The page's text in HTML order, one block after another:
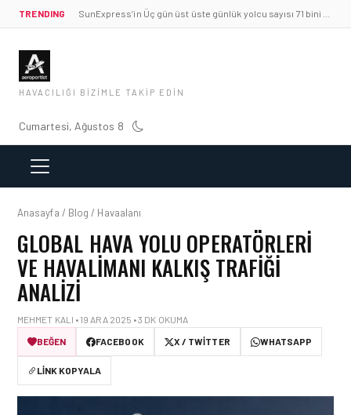
TRENDING
HAVACILIĞI BIZIMLE TAKIP EDIN
Cumartesi, Ağustos 8
Anasayfa / Blog / Havaalanı
GLOBAL HAVA YOLU OPERATÖRLERI
VE HAVALIMANI KALKIŞ TRAFIĞI
ANALIZI
MEHMET KALI • 19 ARA 2025 • 3 DK OKUMA
BEĞEN
FACEBOOK X / TWITTER WHATSAPP
LINK KOPYALA